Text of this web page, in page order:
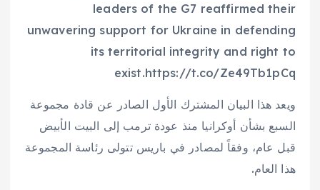
leaders of the G7 reaffirmed their
unwavering support for Ukraine in defending
its territorial integrity and right to
exist.https://t.co/Ze49Tb1pCq
ويعد هذا البيان المشترك الأول الصادر عن قادة مجموعة
السبع بشأن أوكرانيا منذ عودة ترمب إلى البيت الأبيض
قبل عام، وفقاً لمصادر في باريس تتولى رئاسة المجموعة
هذا العام.